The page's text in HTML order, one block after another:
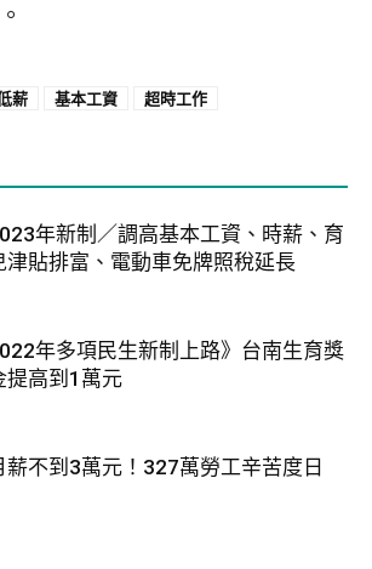
薪 基本工資 超時工作
年新制／調高基本工資、時薪、育
津貼排富、電動車免牌照稅延長
年多項民生新制上路》台南生育獎
提高到1萬元
薪不到3萬元！327萬勞工辛苦度日